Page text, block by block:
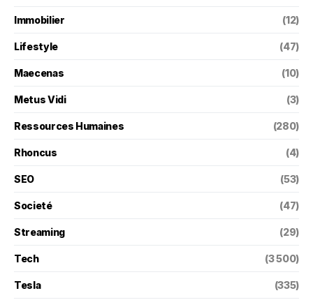
Immobilier (12)
Lifestyle (47)
Maecenas (10)
Metus Vidi (3)
Ressources Humaines (280)
Rhoncus (4)
SEO (53)
Societé (47)
Streaming (29)
Tech (3 500)
Tesla (335)